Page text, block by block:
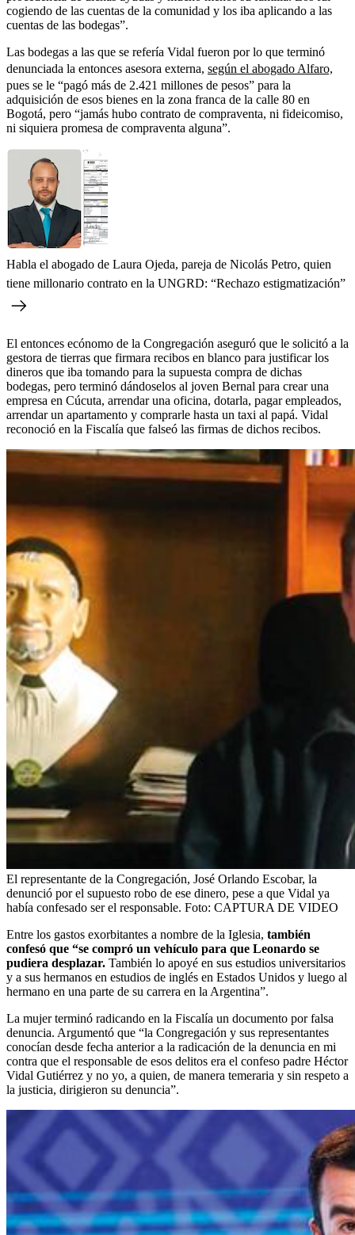
cogiendo de las cuentas de la comunidad y los iba aplicando a las
cuentas de las bodegas”.
Las bodegas a las que se refería Vidal fueron por lo que terminó
denunciada la entonces asesora externa, según el abogado Alfaro,
pues se le “pagó más de 2.421 millones de pesos” para la
adquisición de esos bienes en la zona franca de la calle 80 en
Bogotá, pero “jamás hubo contrato de compraventa, ni fideicomiso,
ni siquiera promesa de compraventa alguna”.
Habla el abogado de Laura Ojeda, pareja de Nicolás Petro, quien
tiene millonario contrato en la UNGRD: “Rechazo estigmatización”
El entonces ecónomo de la Congregación aseguró que le solicitó a la
gestora de tierras que firmara recibos en blanco para justificar los
dineros que iba tomando para la supuesta compra de dichas
bodegas, pero terminó dándoselos al joven Bernal para crear una
empresa en Cúcuta, arrendar una oficina, dotarla, pagar empleados,
arrendar un apartamento y comprarle hasta un taxi al papá. Vidal
reconoció en la Fiscalía que falseó las firmas de dichos recibos.
El representante de la Congregación, José Orlando Escobar, la
denunció por el supuesto robo de ese dinero, pese a que Vidal ya
había confesado ser el responsable. Foto: CAPTURA DE VIDEO
Entre los gastos exorbitantes a nombre de la Iglesia, también
confesó que “se compró un vehículo para que Leonardo se
pudiera desplazar. También lo apoyé en sus estudios universitarios
y a sus hermanos en estudios de inglés en Estados Unidos y luego al
hermano en una parte de su carrera en la Argentina”.
La mujer terminó radicando en la Fiscalía un documento por falsa
denuncia. Argumentó que “la Congregación y sus representantes
conocían desde fecha anterior a la radicación de la denuncia en mi
contra que el responsable de esos delitos era el confeso padre Héctor
Vidal Gutiérrez y no yo, a quien, de manera temeraria y sin respeto a
la justicia, dirigieron su denuncia”.